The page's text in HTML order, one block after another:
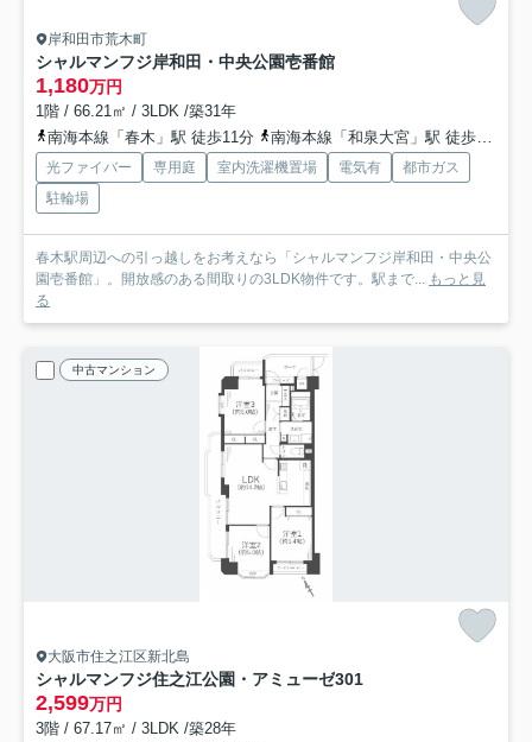
岸和田市荒木町
シャルマンフジ岸和田・中央公園壱番館
1,180万円
1階 / 66.21㎡ / 3LDK /築31年
南海本線「春木」駅 徒歩11分
南海本線「和泉大宮」駅 徒歩18分
光ファイバー 専用庭 室内洗濯機置場 電気有
都市ガス
駐輪場
春木駅周辺への引っ越しをお考えなら「シャルマンフジ岸和田・中央公
園壱番館」。開放感のある間取りの3LDK物件です。駅まで... もっと見
る
中古マンション
大阪市住之江区新北島
シャルマンフジ住之江公園・アミューゼ301
2,599万円
3階 / 67.17㎡ / 3LDK /築28年